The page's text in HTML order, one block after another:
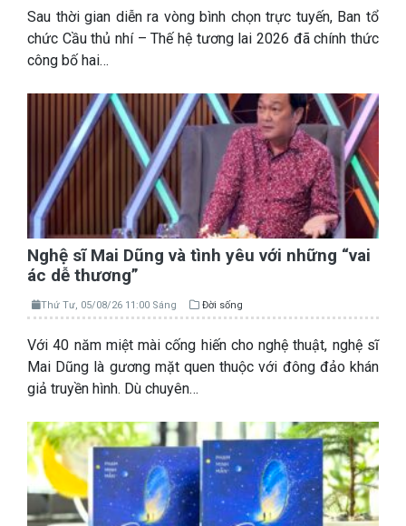
Sau thời gian diễn ra vòng bình chọn trực tuyến, Ban tổ
chức Cầu thủ nhí – Thế hệ tương lai 2026 đã chính thức
công bố hai…
Nghệ sĩ Mai Dũng và tình yêu với những “vai
ác dễ thương”
Thứ Tư, 05/08/26 11:00 Sáng Đời sống
Với 40 năm miệt mài cống hiến cho nghệ thuật, nghệ sĩ
Mai Dũng là gương mặt quen thuộc với đông đảo khán
giả truyền hình. Dù chuyên…